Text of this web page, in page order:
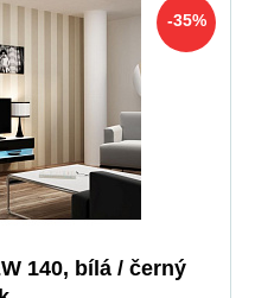
-35%
140, bílá / černý